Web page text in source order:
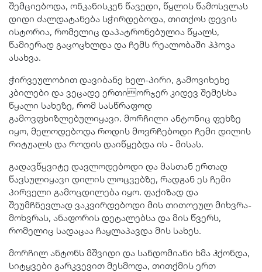
შემციებოდა, ონკანისკენ წავედი, წყლის წამოსვლას
დიდი ძალდატანება სჭირდებოდა, თითქოს დევის
ისტორია, რომელიც დაპატრონებულია წყალს,
წამიერად გაცოცხლდა და ჩემს რეალობაში ჰპოვა
ასახვა.
ჭირვეულობით დავიბანე ხელ-პირი, გამოვიხეხე
კბილები და ვეცადე ერთიორჯერ კიდევ შემესხა
წყალი სახეზე, რომ სასწრაფოდ
გამოვფხიზლებულიყავი. მორჩილი ანტონიც ფეხზე
იყო, მელოდებოდა როდის მოვრჩებოდი ჩემი დილის
რიტუალს და როდის დაიწყებდა ის - მისას.
გადავწყვიტე დავლოდებოდი და მასთან ერთად
წავსულიყავი დილის ლოცვებზე, რადგან ეს ჩემი
პირველი გამოცდილება იყო. ფაქიზად და
შეუმჩნევლად ვაკვირდებოდი მის თითოეულ მიხვრა-
მოხვრას, ანაფორის დეტალებსა და მის წვერს,
რომელიც სადაცაა ჩაყლაპავდა მის სახეს.
მორჩილ ანტონს მშვიდი და სანდომიანი ხმა ჰქონდა,
სიტყვები გარკვევით მესმოდა, თითქმის ერთ